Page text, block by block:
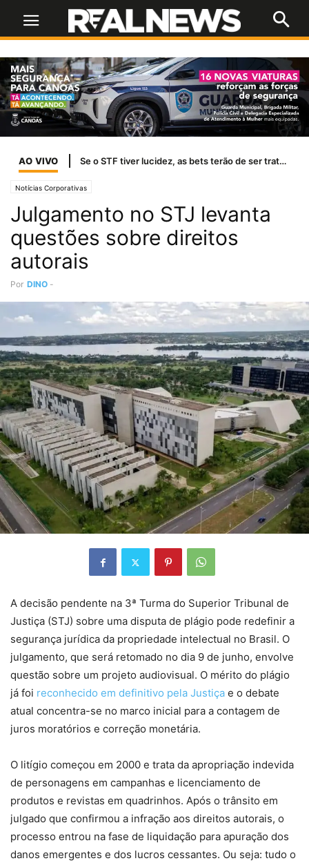
AO VIVO Se o STF tiver lucidez, as bets terão de ser tratadas como jogo de azar
Notícias Corporativas
Julgamento no STJ levanta
questões sobre direitos
autorais
Por DINO -
A decisão pendente na 3ª Turma do Superior Tribunal de
Justiça (STJ) sobre uma disputa de plágio pode redefinir a
segurança jurídica da propriedade intelectual no Brasil. O
julgamento, que será retomado no dia 9 de junho, envolve
questão sobre um projeto audiovisual. O mérito do plágio
já foi reconhecido em definitivo pela Justiça e o debate
atual concentra-se no marco inicial para a contagem de
juros moratórios e correção monetária.
O litígio começou em 2000 e trata da apropriação indevida
de personagens em campanhas e licenciamento de
produtos e revistas em quadrinhos. Após o trânsito em
julgado que confirmou a infração aos direitos autorais, o
processo entrou na fase de liquidação para apuração dos
danos emergentes e dos lucros cessantes. Ou seja: tudo o